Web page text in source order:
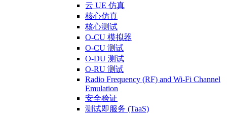
云 UE 仿真
核心仿真
核心测试
O-CU 模拟器
O-CU 测试
O-DU 测试
O-RU 测试
Radio Frequency (RF) and Wi-Fi Channel
Emulation
安全验证
测试即服务 (TaaS)